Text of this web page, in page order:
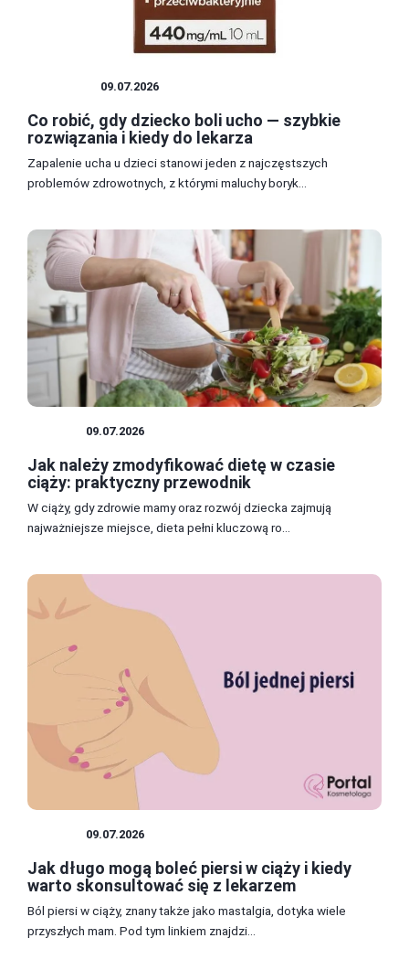
09.07.2026
Co robić, gdy dziecko boli ucho — szybkie
rozwiązania i kiedy do lekarza
Zapalenie ucha u dzieci stanowi jeden z najczęstszych
problemów zdrowotnych, z którymi maluchy boryk...
09.07.2026
Jak należy zmodyfikować dietę w czasie
ciąży: praktyczny przewodnik
W ciąży, gdy zdrowie mamy oraz rozwój dziecka zajmują
najważniejsze miejsce, dieta pełni kluczową ro...
09.07.2026
Jak długo mogą boleć piersi w ciąży i kiedy
warto skonsultować się z lekarzem
Ból piersi w ciąży, znany także jako mastalgia, dotyka wiele
przyszłych mam. Pod tym linkiem znajdzi...